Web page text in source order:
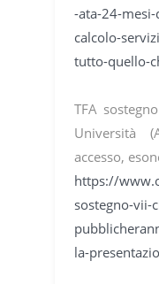
-ata-24-
calcolo-
tutto-quello-
TFA
Università
accesso,
https://
sostegno-vii-
la-